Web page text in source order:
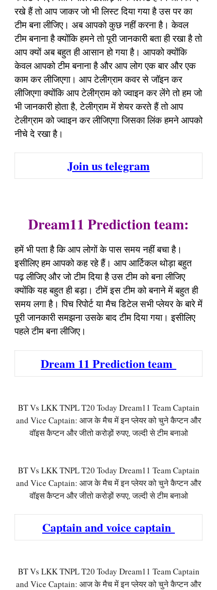
रखे हैं तो आप जाकर जो भी लिस्ट दिया गया है उस पर का
टीम बना लीजिए। अब आपको कुछ नहीं करना है। केवल
टीम बनाना है क्योंकि हमने तो पूरी जानकारी बता ही रखा है तो
आप क्यों अब बहुत ही आसान हो गया है। आपको क्योंकि
केवल आपको टीम बनाना है और आप लोग एक बार और एक
काम कर लीजिएगा। आप टेलीग्राम कवर से जॉइन कर
लीजिएगा क्योंकि आप टेलीग्राम को ज्वाइन कर लेंगे तो हम जो
भी जानकारी होता है, टेलीग्राम में शेयर करते हैं तो आप
टेलीग्राम को ज्वाइन कर लीजिएगा जिसका लिंक हमने आपको
नीचे दे रखा है।
Join us telegram
Dream11 Prediction team:
हमें भी पता है कि आप लोगों के पास समय नहीं बचा है।
इसीलिए हम आपको कह रहे हैं। आप आर्टिकल थोड़ा बहुत
पढ़ लीजिए और जो टीम दिया है उस टीम को बना लीजिए
क्योंकि यह बहुत ही बड़ा। टीमें इस टीम को बनाने में बहुत ही
समय लगा है। पिच रिपोर्ट या मैच डिटेल सभी प्लेयर के बारे में
पूरी जानकारी समझना उसके बाद टीम दिया गया। इसीलिए
पहले टीम बना लीजिए।
Dream 11 Prediction team
BT Vs LKK TNPL T20 Today Dream11 Team Captain
and Vice Captain: आज के मैच में इन प्लेयर को चुने कैप्टन और
वॉइस कैप्टन और जीतो करोड़ों रुपए, जल्दी से टीम बनाओ
BT Vs LKK TNPL T20 Today Dream11 Team Captain
and Vice Captain: आज के मैच में इन प्लेयर को चुने कैप्टन और
वॉइस कैप्टन और जीतो करोड़ों रुपए, जल्दी से टीम बनाओ
Captain and voice captain
BT Vs LKK TNPL T20 Today Dream11 Team Captain
and Vice Captain: आज के मैच में इन प्लेयर को चुने कैप्टन और